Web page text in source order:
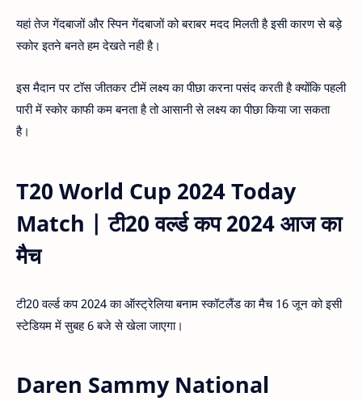
यहां तेज गेंदबाजों और स्पिन गेंदबाजों को बराबर मदद मिलती है इसी कारण से बड़े
स्कोर इतने बनते हम देखते नही है।
इस मैदान पर टॉस जीतकर टीमें लक्ष्य का पीछा करना पसंद करती है क्योंकि पहली
पारी में स्कोर काफी कम बनता है तो आसानी से लक्ष्य का पीछा किया जा सकता
है।
T20 World Cup 2024 Today
Match | टी20 वर्ल्ड कप 2024 आज का
मैच
टी20 वर्ल्ड कप 2024 का ऑस्ट्रेलिया बनाम स्कॉटलैंड का मैच 16 जून को इसी
स्टेडियम में सुबह 6 बजे से खेला जाएगा।
Daren Sammy National